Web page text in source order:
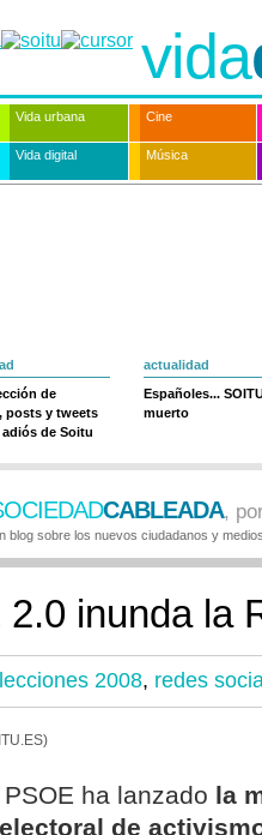
vida
Vida urbana Cine
Vida digital Música
de
posts y tweets
de Soitu
actualidad
Españoles...
muerto
CABLEADA,
blog sobre los nuevos ciudadanos y
2.0 inunda la
2008, redes
ha lanzado la
de